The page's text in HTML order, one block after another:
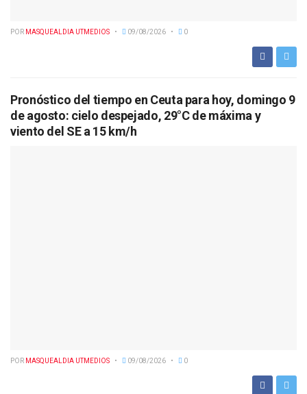
POR MASQUEALDIA UTMEDIOS 09/08/2026 0
Pronóstico del tiempo en Ceuta para hoy, domingo 9
de agosto: cielo despejado, 29°C de máxima y
viento del SE a 15 km/h
POR MASQUEALDIA UTMEDIOS 09/08/2026 0